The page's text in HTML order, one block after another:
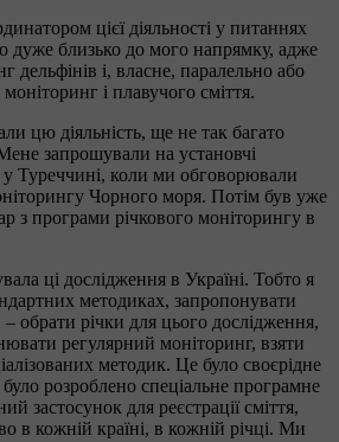
цієї діяльності у питаннях
дуже близько до мого напрямку, адже
дельфінів і, власне, паралельно або
і плавучого сміття.
цю діяльність, ще не так багато
запрошували на установчі
Туреччині, коли ми обговорювали
Чорного моря. Потім був уже
з програми річкового моніторингу в
ці дослідження в Україні. Тобто я
методиках, запропонувати
– обрати річки для цього дослідження,
регулярний моніторинг, взяти
методик. Це було своєрідне
розроблено спеціальне програмне
застосунок для реєстрації сміття,
в кожній країні, в кожній річці. Ми